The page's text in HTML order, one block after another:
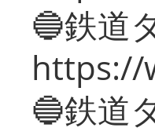
🔵鉄道
https://
🔵鉄道